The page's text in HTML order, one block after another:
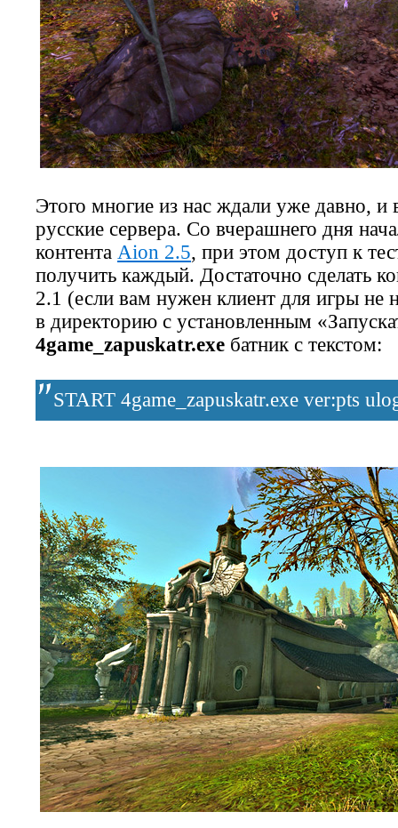
Этого многие из нас ждали уже давно,
русские сервера. Со вчерашнего дня
контента Aion 2.5, при этом доступ к
получить каждый. Достаточно сделать
2.1 (если вам нужен клиент для игры не
в директорию с установленным
4game_zapuskatr.exe батник с текстом:
START 4game_zapuskatr.exe ver:pts